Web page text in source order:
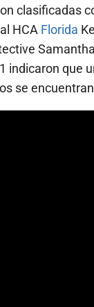
clasificadas
HCA Florida
indicaron que
se